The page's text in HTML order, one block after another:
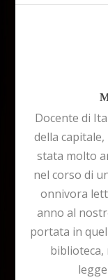
Docente di
della
stata molto
nel corso di
onnivora
anno al
portata in
biblioteca,